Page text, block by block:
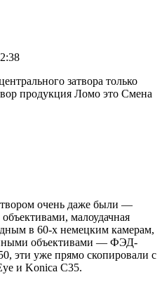
затвора только
продукция Ломо это Смена
очень даже были —
малоудачная
в 60-х немецким камерам,
объективами — ФЭД-
уже прямо скопировали с
и Konica C35.